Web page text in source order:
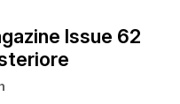
Issue 62